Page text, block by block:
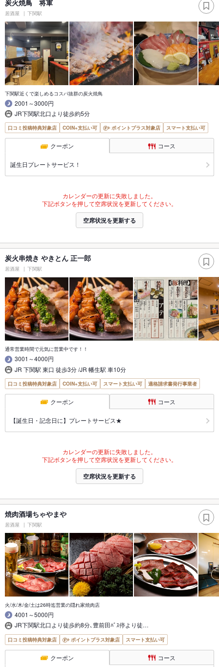
炭火焼鳥 将軍
居酒屋 下関駅
下関駅近くで楽しめるコスパ抜群の炭火焼鳥
2001～3000円
JR下関駅北口より徒歩約5分
口コミ投稿特典対象店 COIN+支払い可 ポイントプラス対象店 スマート支払い可
クーポン コース
誕生日プレートサービス！
カレンダーの更新に失敗しました。
下記ボタンを押して空席状況を更新してください。
空席状況を更新する
炭火串焼き やきとん 正一郎
居酒屋 下関駅
通常営業時間で元気に営業中です！！
3001～4000円
JR 下関駅 東口 徒歩3分 /JR 幡生駅 車10分
口コミ投稿特典対象店 COIN+支払い可 スマート支払い可 適格請求書発行事業者
クーポン コース
【誕生日・記念日に】プレートサービス★
カレンダーの更新に失敗しました。
下記ボタンを押して空席状況を更新してください。
空席状況を更新する
焼肉酒場ちゃやまや
居酒屋 下関駅
火/水/木/金/土は26時迄営業の隠れ家焼肉店
4001～5000円
JR下関駅北口より徒歩約8分､豊前田ﾊﾞｽ停より徒…
口コミ投稿特典対象店 ポイントプラス対象店 スマート支払い可
クーポン コース